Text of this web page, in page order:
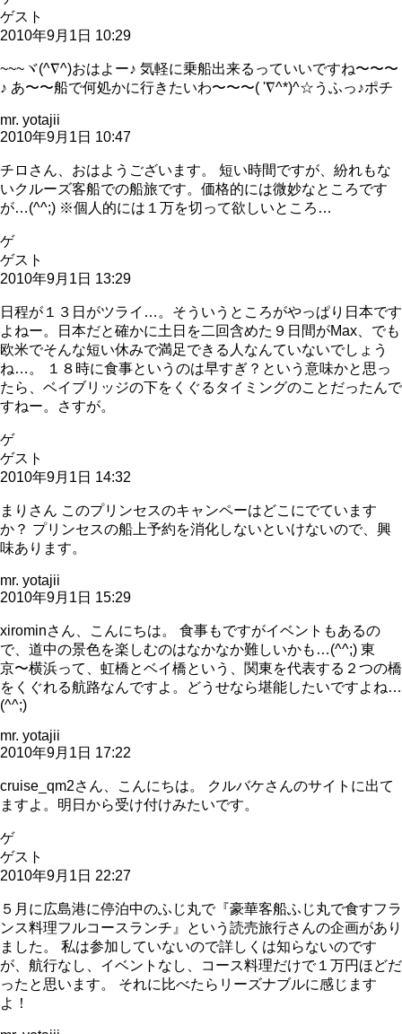
ゲスト
2010年9月1日 10:29
~~~ヾ(^∇^)おはよー♪ 気軽に乗船出来るっていいですね〜〜〜
♪ あ〜〜船で何処かに行きたいわ〜〜〜( '∇^*)^☆うふっ♪ポチ
mr. yotajii
2010年9月1日 10:47
チロさん、おはようございます。 短い時間ですが、紛れもな
いクルーズ客船での船旅です。価格的には微妙なところです
が…(^^;) ※個人的には１万を切って欲しいところ…
ゲ
ゲスト
2010年9月1日 13:29
日程が１３日がツライ…。そういうところがやっぱり日本です
よねー。日本だと確かに土日を二回含めた９日間がMax、でも
欧米でそんな短い休みで満足できる人なんていないでしょう
ね…。 １８時に食事というのは早すぎ？という意味かと思っ
たら、ベイブリッジの下をくぐるタイミングのことだったんで
すねー。さすが。
ゲ
ゲスト
2010年9月1日 14:32
まりさん このプリンセスのキャンペーはどこにでています
か？ プリンセスの船上予約を消化しないといけないので、興
味あります。
mr. yotajii
2010年9月1日 15:29
xirominさん、こんにちは。 食事もですがイベントもあるの
で、道中の景色を楽しむのはなかなか難しいかも…(^^;) 東
京〜横浜って、虹橋とベイ橋という、関東を代表する２つの橋
をくぐれる航路なんですよ。どうせなら堪能したいですよね…
(^^;)
mr. yotajii
2010年9月1日 17:22
cruise_qm2さん、こんにちは。 クルバケさんのサイトに出て
ますよ。明日から受け付けみたいです。
ゲ
ゲスト
2010年9月1日 22:27
５月に広島港に停泊中のふじ丸で『豪華客船ふじ丸で食すフラ
ンス料理フルコースランチ』という読売旅行さんの企画があり
ました。 私は参加していないので詳しくは知らないのです
が、航行なし、イベントなし、コース料理だけで１万円ほどだ
ったと思います。 それに比べたらリーズナブルに感じます
よ！